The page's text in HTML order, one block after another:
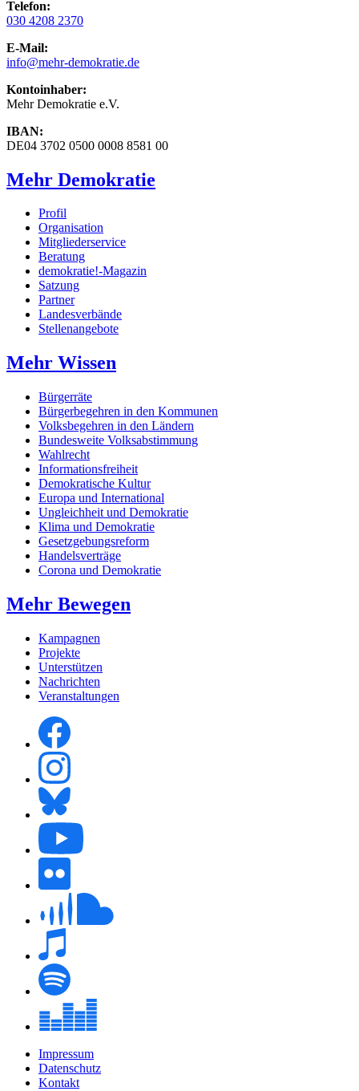
Telefon:
030 4208 2370
E-Mail:
info@mehr-demokratie.de
Kontoinhaber:
Mehr Demokratie e.V.
IBAN:
DE04 3702 0500 0008 8581 00
Mehr Demokratie
Profil
Organisation
Mitgliederservice
Beratung
demokratie!-Magazin
Satzung
Partner
Landesverbände
Stellenangebote
Mehr Wissen
Bürgerräte
Bürgerbegehren in den Kommunen
Volksbegehren in den Ländern
Bundesweite Volksabstimmung
Wahlrecht
Informationsfreiheit
Demokratische Kultur
Europa und International
Ungleichheit und Demokratie
Klima und Demokratie
Gesetzgebungsreform
Handelsverträge
Corona und Demokratie
Mehr Bewegen
Kampagnen
Projekte
Unterstützen
Nachrichten
Veranstaltungen
Impressum
Datenschutz
Kontakt